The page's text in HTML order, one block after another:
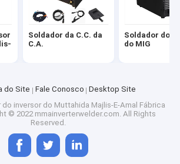
Soldador da C.C. da
C.A.
Soldador do
do MIG
do Site Fale Conosco Desktop Site
inversor do Muttahida Majlis-E-Amal Fábrica
© 2022 mmainverterwelder.com. All Rights
Reserved.